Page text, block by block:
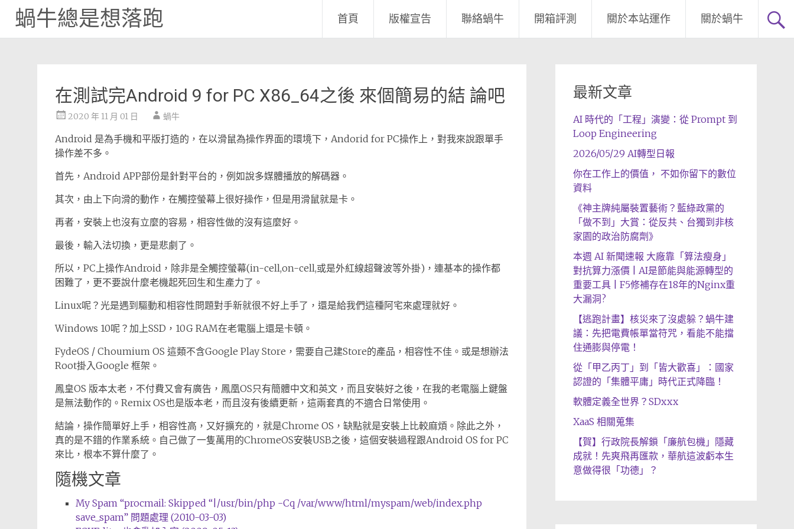
蝸牛總是想落跑 首頁 版權宣告 聯絡蝸牛 開箱評測 關於本站運作 關於蝸牛
在測試完Android 9 for PC X86_64之後 來個簡易的結 論吧
2020 年 11 月 01 日 蝸牛
Android 是為手機和平版打造的，在以滑鼠為操作界面的環境下，Andorid for PC操作上，對我來說跟單手
操作差不多。
首先，Android APP部份是針對平台的，例如說多媒體播放的解碼器。
其次，由上下向滑的動作，在觸控螢幕上很好操作，但是用滑鼠就是卡。
再者，安裝上也沒有立麼的容易，相容性做的沒有這麼好。
最後，輸入法切換，更是悲劇了。
所以，PC上操作Android，除非是全觸控螢幕(in-cell,on-cell,或是外紅線超聲波等外掛)，連基本的操作都
困難了，更不要說什麼老機起死回生和生產力了。
Linux呢？光是遇到驅動和相容性問題對手新就很不好上手了，還是給我們這種阿宅來處理就好。
Windows 10呢？加上SSD，10G RAM在老電腦上還是卡頓。
FydeOS / Choumium OS 這類不含Google Play Store，需要自己建Store的產品，相容性不佳。或是想辦法
Root掛入Google 框架。
鳳皇OS 版本太老，不付費又會有廣告，鳳凰OS只有簡體中文和英文，而且安裝好之後，在我的老電腦上鍵盤
是無法動作的。Remix OS也是版本老，而且沒有後續更新，這兩套真的不適合日常使用。
結論，操作簡單好上手，相容性高，又好擴充的，就是Chrome OS，缺點就是安裝上比較麻煩。除此之外，
真的是不錯的作業系統。自己做了一隻萬用的ChromeOS安裝USB之後，這個安裝過程跟Android OS for PC
來比，根本不算什麼了。
隨機文章
My Spam “procmail: Skipped “|/usr/bin/php -Cq /var/www/html/myspam/web/index.php
save_spam” 問題處理 (2010-03-03)
最新文章
AI 時代的「工程」演變：從 Prompt 到
Loop Engineering
2026/05/29 AI轉型日報
你在工作上的價值， 不如你留下的數位
資料
《神主牌純屬裝置藝術？藍綠政黨的
「做不到」大賞：從反共、台獨到非核
家園的政治防腐劑》
本週 AI 新聞速報 大廠靠「算法瘦身」
對抗算力漲價 | AI是節能與能源轉型的
重要工具 | F5修補存在18年的Nginx重
大漏洞?
【逃跑計畫】核災來了沒處躲？蝸牛建
議：先把電費帳單當符咒，看能不能擋
住通膨與停電！
從「甲乙丙丁」到「皆大歡喜」：國家
認證的「集體平庸」時代正式降臨！
軟體定義全世界？SDxxx
XaaS 相關蒐集
【賀】行政院長解鎖「廉航包機」隱藏
成就！先爽飛再匯款，華航這波虧本生
意做得很「功德」？